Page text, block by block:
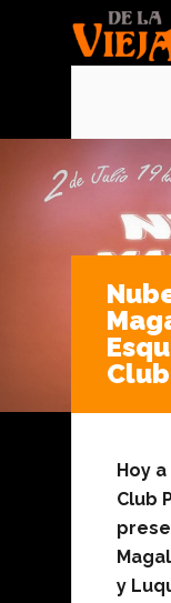
Hoy
Club
y